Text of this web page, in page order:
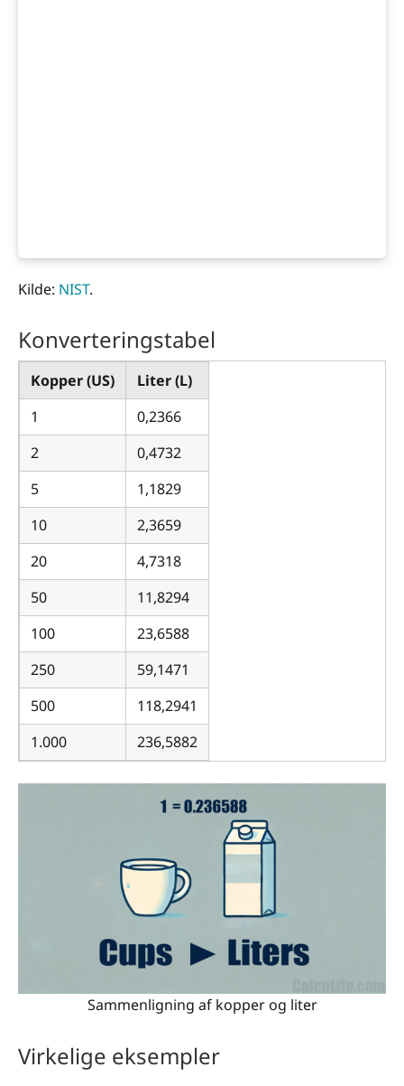
Kilde: NIST.
Konverteringstabel
Kopper (US)
Liter (L)
1
0,2366
2
0,4732
5
1,1829
10
2,3659
20
4,7318
50
11,8294
100
23,6588
250
59,1471
500
118,2941
1.000
236,5882
Sammenligning af kopper og liter
Virkelige eksempler